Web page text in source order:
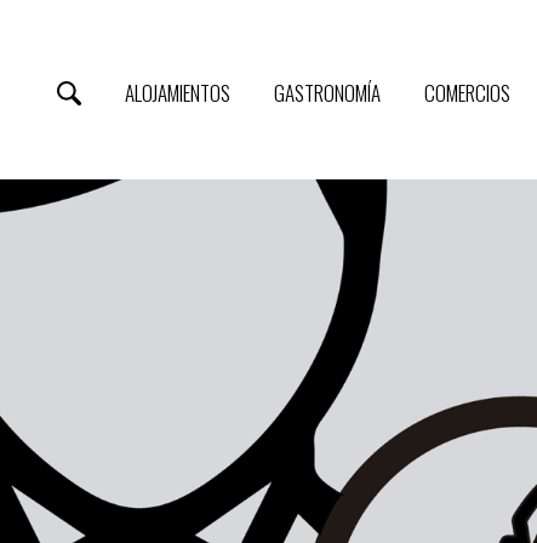
ALOJAMIENTOS GASTRONOMÍA COMERCIOS